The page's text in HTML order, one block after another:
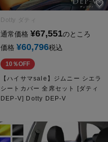
Dotty ダティ
通常価格 ¥67,551のところ
価格 ¥60,796税込
10％OFF
【ハイサマsale】ジムニー シエラ
シートカバー 全席セット [ダティ
DEP-V] Dotty DEP-V